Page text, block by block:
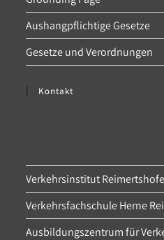
Aushangpflichtige Gesetze
Gesetze und Verordnungen
Kontakt
Verkehrsinstitut
Verkehrsfachschule Herne
Ausbildungszentrum für